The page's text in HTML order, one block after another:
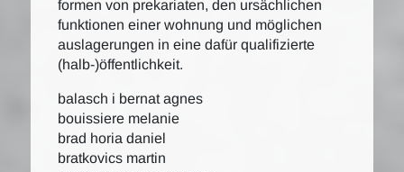
formen von prekariaten, den ursächlichen
funktionen einer wohnung und möglichen
auslagerungen in eine dafür qualifizierte
(halb-)öffentlichkeit.
balasch i bernat agnes
bouissiere melanie
brad horia daniel
bratkovics martin